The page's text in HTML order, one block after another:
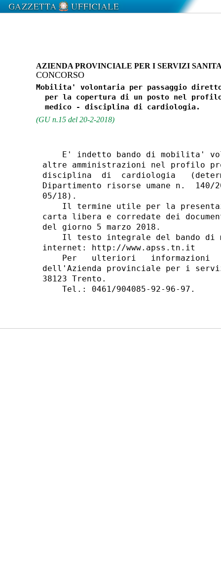
AZIENDA PROVINCIALE PER I SERVIZI
CONCORSO
Mobilita' volontaria per passaggio
per la copertura di un posto nel
(GU n.15 del 20-2-2018)
E' indetto bando di mobilita'
altre amministrazioni nel profilo
disciplina  di  cardiologia
Dipartimento risorse umane n.  140/
05/18).
Il termine utile per la
carta libera e corredate dei
del giorno 5 marzo 2018.
Il testo integrale del bando di
internet: http://www.apss.tn.it
Per   ulteriori   informazioni
dell'Azienda provinciale per i
38123 Trento.
    Tel.: 0461/904085-92-96-97.